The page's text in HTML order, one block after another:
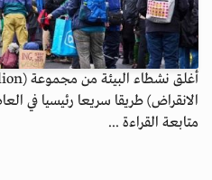
الانقراض) طريقا سريعا رئيسيا في
متابعة القراءة ...